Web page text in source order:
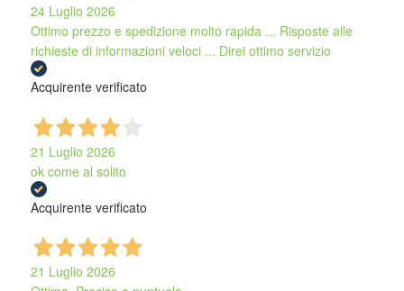
24 Luglio 2026
Ottimo prezzo e spedizione molto rapida ... Risposte alle
richieste di informazioni veloci ... Direi ottimo servizio
Acquirente verificato
21 Luglio 2026
ok come al solito
Acquirente verificato
21 Luglio 2026